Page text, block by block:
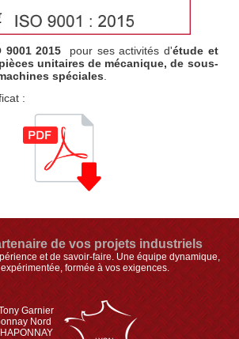
9001 2015 pour ses activités d'étude et
unitaires de mécanique, de sous-
spéciales
:
de vos projets industriels
et de savoir-faire. Une équipe dynamique,
expérimentée, formée à vos exigences.
Garnier
Nord